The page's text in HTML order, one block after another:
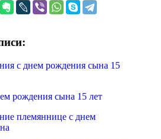
рождения сына 15 лет